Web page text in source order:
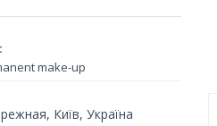
make-up
Київ, Україна